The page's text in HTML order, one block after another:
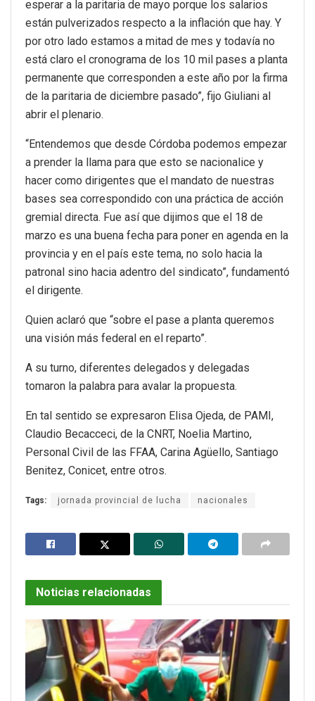
esperar a la paritaria de mayo porque los salarios
están pulverizados respecto a la inflación que hay. Y
por otro lado estamos a mitad de mes y todavía no
está claro el cronograma de los 10 mil pases a planta
permanente que corresponden a este año por la firma
de la paritaria de diciembre pasado”, fijo Giuliani al
abrir el plenario.
“Entendemos que desde Córdoba podemos empezar
a prender la llama para que esto se nacionalice y
hacer como dirigentes que el mandato de nuestras
bases sea correspondido con una práctica de acción
gremial directa. Fue así que dijimos que el 18 de
marzo es una buena fecha para poner en agenda en la
provincia y en el país este tema, no solo hacia la
patronal sino hacia adentro del sindicato”, fundamentó
el dirigente.
Quien aclaró que “sobre el pase a planta queremos
una visión más federal en el reparto”.
A su turno, diferentes delegados y delegadas
tomaron la palabra para avalar la propuesta.
En tal sentido se expresaron Elisa Ojeda, de PAMI,
Claudio Becacceci, de la CNRT, Noelia Martino,
Personal Civil de las FFAA, Carina Agüello, Santiago
Benitez, Conicet, entre otros.
Tags: jornada provincial de lucha nacionales
Noticias relacionadas